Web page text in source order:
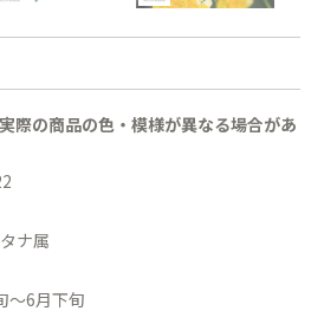
際の商品の色・模様が異なる場合があ
ナ属
〜6月下旬